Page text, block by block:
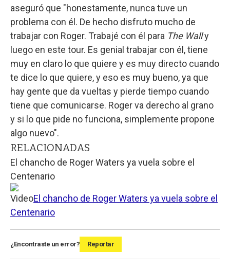
aseguró que "honestamente, nunca tuve un
problema con él. De hecho disfruto mucho de
trabajar con Roger. Trabajé con él para The Wally
luego en este tour. Es genial trabajar con él, tiene
muy en claro lo que quiere y es muy directo cuando
te dice lo que quiere, y eso es muy bueno, ya que
hay gente que da vueltas y pierde tiempo cuando
tiene que comunicarse. Roger va derecho al grano
y si lo que pide no funciona, simplemente propone
algo nuevo".
RELACIONADAS
El chancho de Roger Waters ya vuela sobre el
Centenario
VideoEl chancho de Roger Waters ya vuela sobre el
Centenario
¿Encontraste un error? Reportar